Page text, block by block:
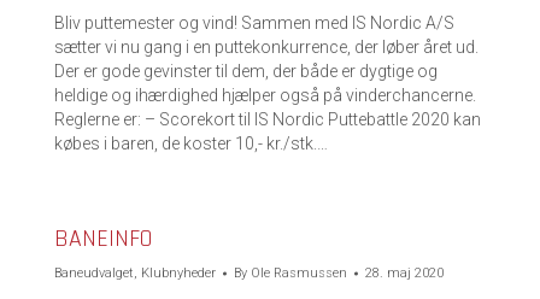
Bliv puttemester og vind! Sammen med IS Nordic A/S
sætter vi nu gang i en puttekonkurrence, der løber året ud.
Der er gode gevinster til dem, der både er dygtige og
heldige og ihærdighed hjælper også på vinderchancerne.
Reglerne er: – Scorekort til IS Nordic Puttebattle 2020 kan
købes i baren, de koster 10,- kr./stk.…
BANEINFO
Baneudvalget, Klubnyheder By Ole Rasmussen 28. maj 2020